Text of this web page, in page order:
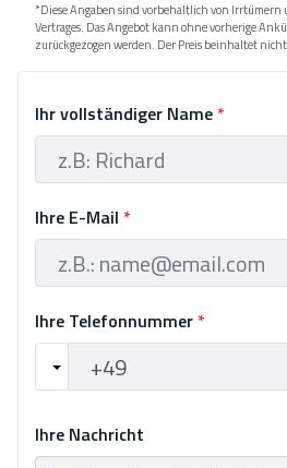
*Diese Angaben sind vorbehaltlich von
Vertrages. Das Angebot kann ohne vorherige
zurückgezogen werden. Der Preis beinhaltet
Ihr vollständiger Name *
Ihre E-Mail *
Ihre Telefonnummer *
Ihre Nachricht